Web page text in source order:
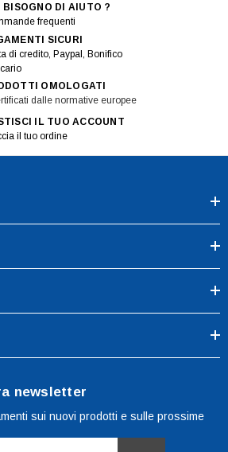
BISOGNO DI AIUTO ?
frequenti
SICURI
di credito, Paypal, Bonifico
OMOLOGATI
dalle normative europee
IL TUO ACCOUNT
il tuo ordine
newsletter
sui nuovi prodotti e sulle prossime